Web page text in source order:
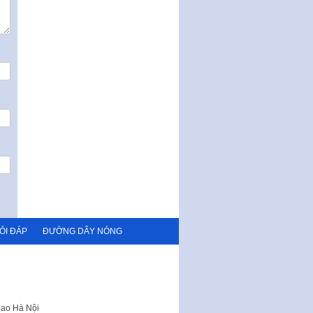
ĐÁP ĐƯỜNG DÂY NÓNG
Hà Nội